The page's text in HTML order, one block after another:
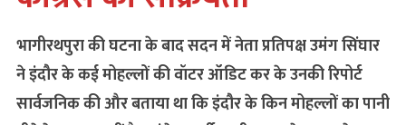
भागीरथपुरा की घटना के बाद सदन में नेता प्रतिपक्ष उमंग सिंघार
ने इंदौर के कई मोहल्लों की वॉटर ऑडिट कर के उनकी रिपोर्ट
सार्वजनिक की और बताया था कि इंदौर के किन मोहल्लों का पानी